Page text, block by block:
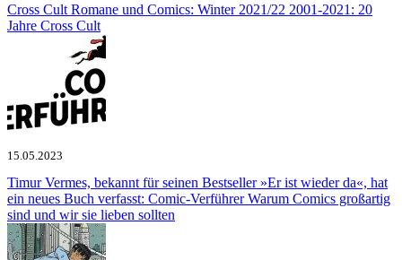
Cross Cult Romane und Comics: Winter 2021/22 2001-2021: 20
Jahre Cross Cult
15.05.2023
Timur Vermes, bekannt für seinen Bestseller »Er ist wieder da«, hat
ein neues Buch verfasst: Comic-VerführerWarum Comics großartig
sind und wir sie lieben sollten